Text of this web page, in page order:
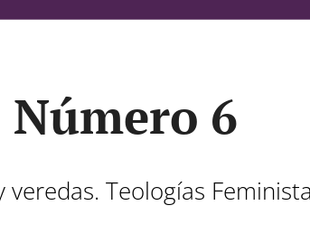
Número 6
veredas. Teologías